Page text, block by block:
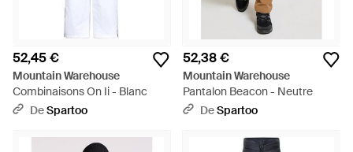
52,45 €
Mountain Warehouse
Combinaisons On Ii - Blanc
DeSpartoo
52,38 €
Mountain Warehouse
Pantalon Beacon - Neutre
DeSpartoo